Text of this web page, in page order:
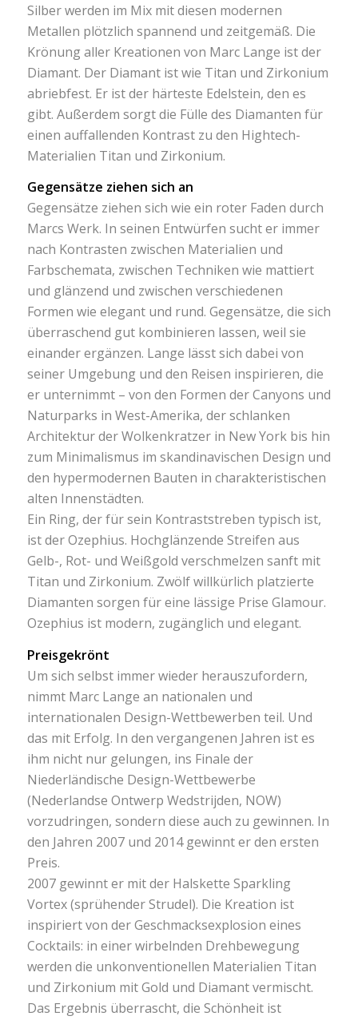
Silber werden im Mix mit diesen modernen
Metallen plötzlich spannend und zeitgemäß. Die
Krönung aller Kreationen von Marc Lange ist der
Diamant. Der Diamant ist wie Titan und Zirkonium
abriebfest. Er ist der härteste Edelstein, den es
gibt. Außerdem sorgt die Fülle des Diamanten für
einen auffallenden Kontrast zu den Hightech-
Materialien Titan und Zirkonium.
Gegensätze ziehen sich an
Gegensätze ziehen sich wie ein roter Faden durch
Marcs Werk. In seinen Entwürfen sucht er immer
nach Kontrasten zwischen Materialien und
Farbschemata, zwischen Techniken wie mattiert
und glänzend und zwischen verschiedenen
Formen wie elegant und rund. Gegensätze, die sich
überraschend gut kombinieren lassen, weil sie
einander ergänzen. Lange lässt sich dabei von
seiner Umgebung und den Reisen inspirieren, die
er unternimmt – von den Formen der Canyons und
Naturparks in West-Amerika, der schlanken
Architektur der Wolkenkratzer in New York bis hin
zum Minimalismus im skandinavischen Design und
den hypermodernen Bauten in charakteristischen
alten Innenstädten.
Ein Ring, der für sein Kontraststreben typisch ist,
ist der Ozephius. Hochglänzende Streifen aus
Gelb-, Rot- und Weißgold verschmelzen sanft mit
Titan und Zirkonium. Zwölf willkürlich platzierte
Diamanten sorgen für eine lässige Prise Glamour.
Ozephius ist modern, zugänglich und elegant.
Preisgekrönt
Um sich selbst immer wieder herauszufordern,
nimmt Marc Lange an nationalen und
internationalen Design-Wettbewerben teil. Und
das mit Erfolg. In den vergangenen Jahren ist es
ihm nicht nur gelungen, ins Finale der
Niederländische Design-Wettbewerbe
(Nederlandse Ontwerp Wedstrijden, NOW)
vorzudringen, sondern diese auch zu gewinnen. In
den Jahren 2007 und 2014 gewinnt er den ersten
Preis.
2007 gewinnt er mit der Halskette Sparkling
Vortex (sprühender Strudel). Die Kreation ist
inspiriert von der Geschmacksexplosion eines
Cocktails: in einer wirbelnden Drehbewegung
werden die unkonventionellen Materialien Titan
und Zirkonium mit Gold und Diamant vermischt.
Das Ergebnis überrascht, die Schönheit ist